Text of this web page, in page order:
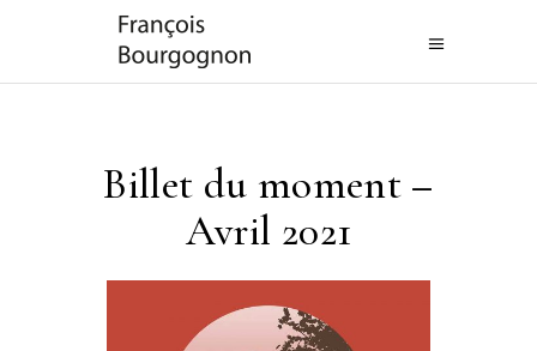
Billet du moment –
Avril 2021